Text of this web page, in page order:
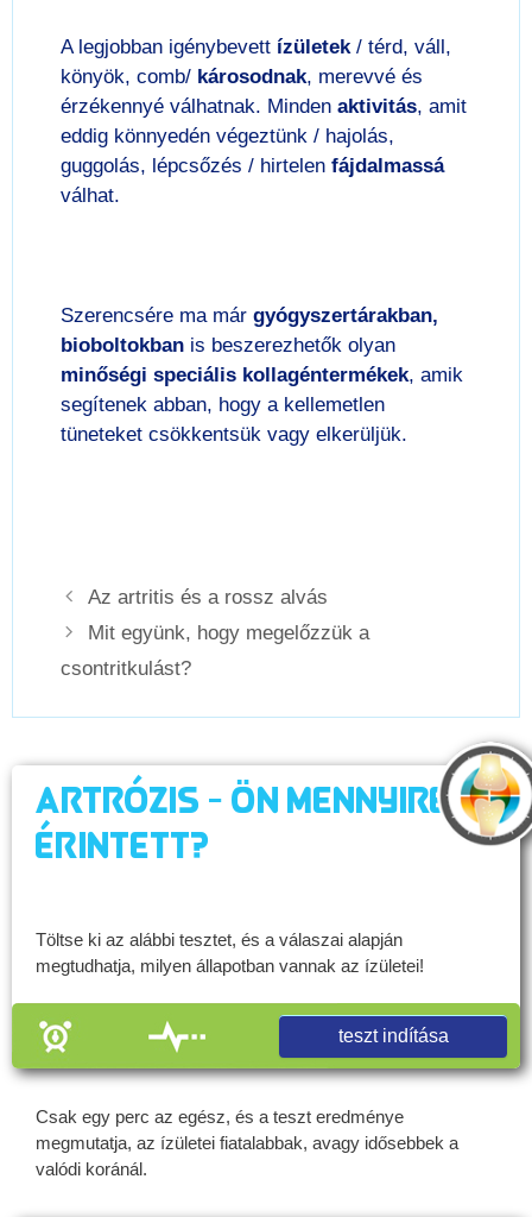
A legjobban igénybevett ízületek / térd, váll,
könyök, comb/ károsodnak, merevvé és
érzékennyé válhatnak. Minden aktivitás, amit
eddig könnyedén végeztünk / hajolás,
guggolás, lépcsőzés / hirtelen fájdalmassá
válhat.
Szerencsére ma már gyógyszertárakban,
bioboltokban is beszerezhetők olyan
minőségi speciális kollagéntermékek, amik
segítenek abban, hogy a kellemetlen
tüneteket csökkentsük vagy elkerüljük.
Az artritis és a rossz alvás
Mit együnk, hogy megelőzzük a
csontritkulást?
Artrózis - Ön mennyire
érintett?
Töltse ki az alábbi tesztet, és a válaszai alapján
megtudhatja, milyen állapotban vannak az ízületei!
teszt indítása
Csak egy perc az egész, és a teszt eredménye
megmutatja, az ízületei fiatalabbak, avagy idősebbek a
valódi koránál.